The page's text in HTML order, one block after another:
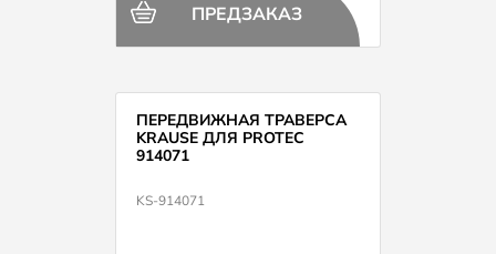
ПРЕДЗАКАЗ
ПЕРЕДВИЖНАЯ ТРАВЕРСА
KRAUSE ДЛЯ PROTEC
914071
KS-914071